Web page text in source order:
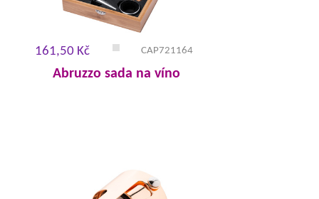
161,50 Kč CAP721164
Abruzzo sada na víno